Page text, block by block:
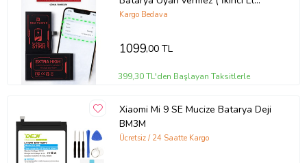
Yazar )+Sıvı Bandı
Kargo Bedava
1099,00 TL
399,30 TL'den Başlayan Taksitlerle
Xiaomi Mi 9 SE Mucize Batarya Deji
BM3M
Ücretsiz / 24 Saatte Kargo